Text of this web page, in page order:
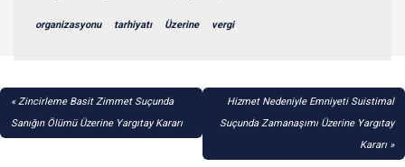
organizasyonu tarhiyatı Üzerine vergi
YAZI
GEZINMESI
Zincirleme Basit Zimmet Suçunda
Sanığın Ölümü Üzerine Yargıtay Kararı
Hizmet Nedeniyle Emniyeti Suistimal
Suçunda Zamanaşımı Üzerine Yargıtay
Kararı